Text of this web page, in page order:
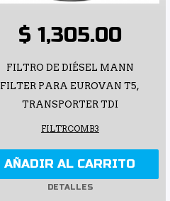
$ 1,305.00
FILTRO DE DIÉSEL MANN
FILTER PARA EUROVAN T5,
TRANSPORTER TDI
FILTRCOMB3
AÑADIR AL CARRITO
DETALLES